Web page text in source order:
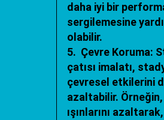
daha iyi bir
sergilemesine
olabilir.
5. Çevre Koruma:
çatısı imalatı,
çevresel etkilerini
azaltabilir.
ışınlarını azaltarak,